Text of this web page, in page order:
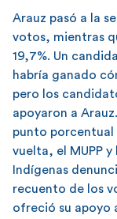
Arauz pasó a la
votos, mientras
19,7%. Un
habría ganado
pero los
apoyaron a
punto porcentual
vuelta, el MUPP
Indígenas
recuento de los
ofreció su apoyo